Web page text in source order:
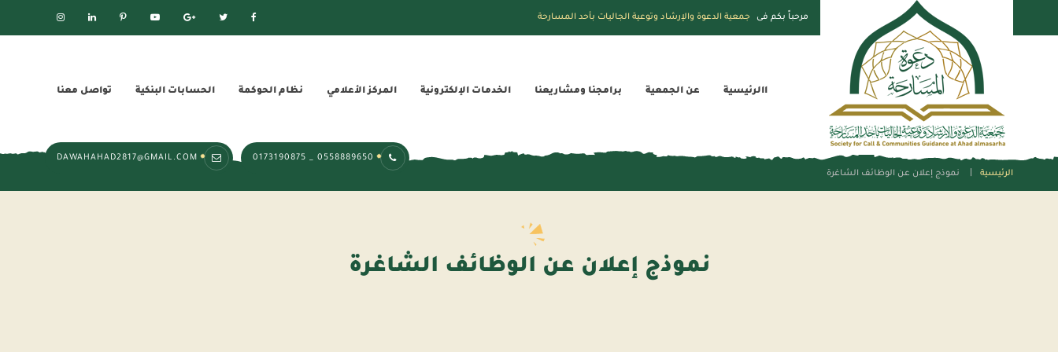
مرحباً بكم فى جمعية الدعوة والإرشاد وتوعية الجاليات بأحد المسارحة
االرئيسية عن الجمعية برامجنا ومشاريعنا الخدمات الإلكترونية المركز الأعلامي نظام الحوكمة الحسابات البنكية تواصل معنا
0558889650 _ 0173190875
DAWAHAHAD2817@GMAIL.COM
الرئيسية
نموذج إعلان عن الوظائف الشاغرة
نموذج إعلان عن الوظائف الشاغرة